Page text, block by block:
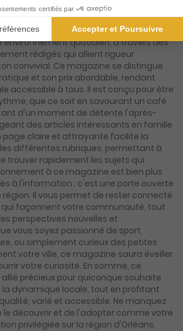
sport, loisirs, culture, petites annonces,
politique locale et vie associative.
une invitation à explorer les multiples
quotidien, à travers des
rédigés qui allient rigueur
convivial. Ce magazine se distingue
et son prix abordable, rendant
accessible à tous. Il est conçu pour être
que ce soit en savourant un café
d'un moment de détente l'après-
des articles intéressants en famille
page claire et attrayante facilite la
différentes rubriques, permettant à
trouver rapidement les sujets qui
à ce magazine est bien plus
à l'information ; c'est une porte ouverte
région. Il vous permet de rester connecté
façonnent votre communauté, tout
perspectives nouvelles et
vous soyez passionné de sport,
ou simplement curieux des petites
votre ville, ce magazine saura éveiller
votre curiosité. En somme, ce
précieux pour quiconque souhaite
dynamique locale, tout en profitant
varié et accessible. Ne manquez
le découvrir et de l'adopter comme votre
privilégiée sur la région d'Orléans.